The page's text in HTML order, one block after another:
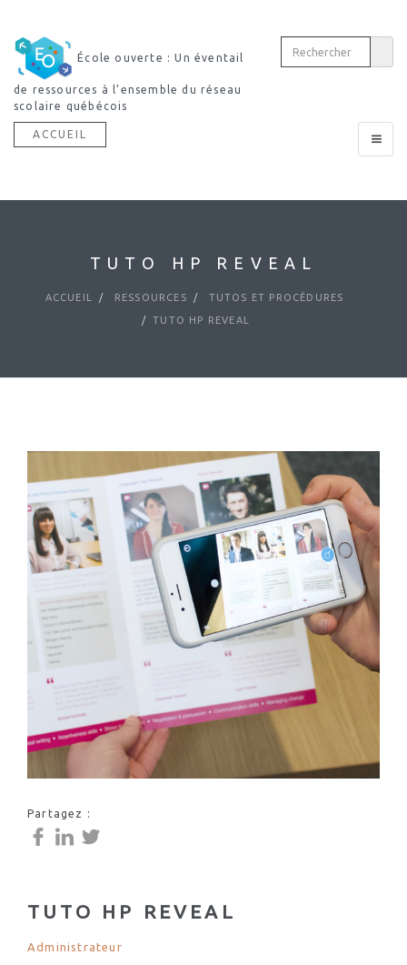
École ouverte : Un éventail
de ressources à l’ensemble du réseau
scolaire québécois
Toggle
ACCUEIL
TUTO HP REVEAL
ACCUEIL RESSOURCES TUTOS ET PROCÉDURES
TUTO HP REVEAL
Partagez :
TUTO HP REVEAL
Administrateur